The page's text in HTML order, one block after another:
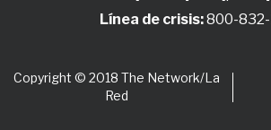
Línea de crisis:800-832-
Copyright © 2018 The Network/La
Red